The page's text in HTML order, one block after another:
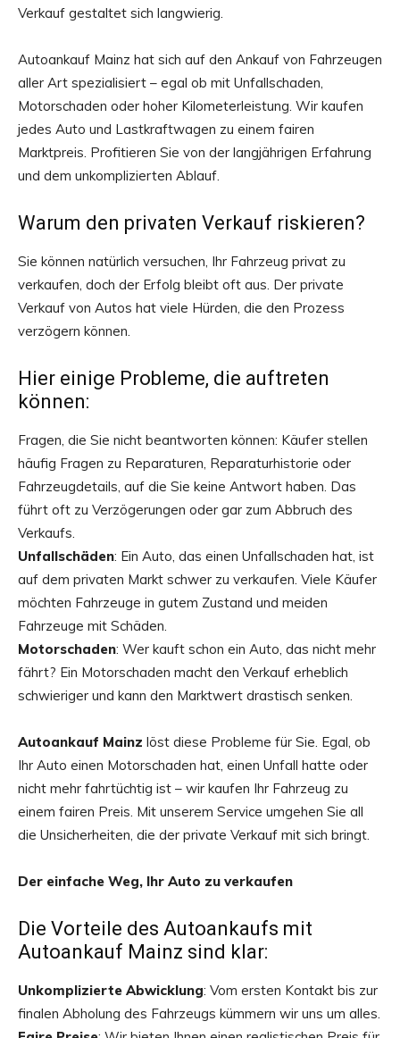
Verkauf gestaltet sich langwierig.
Autoankauf Mainz hat sich auf den Ankauf von Fahrzeugen
aller Art spezialisiert – egal ob mit Unfallschaden,
Motorschaden oder hoher Kilometerleistung. Wir kaufen
jedes Auto und Lastkraftwagen zu einem fairen
Marktpreis. Profitieren Sie von der langjährigen Erfahrung
und dem unkomplizierten Ablauf.
Warum den privaten Verkauf riskieren?
Sie können natürlich versuchen, Ihr Fahrzeug privat zu
verkaufen, doch der Erfolg bleibt oft aus. Der private
Verkauf von Autos hat viele Hürden, die den Prozess
verzögern können.
Hier einige Probleme, die auftreten
können:
Fragen, die Sie nicht beantworten können: Käufer stellen
häufig Fragen zu Reparaturen, Reparaturhistorie oder
Fahrzeugdetails, auf die Sie keine Antwort haben. Das
führt oft zu Verzögerungen oder gar zum Abbruch des
Verkaufs.
Unfallschäden: Ein Auto, das einen Unfallschaden hat, ist
auf dem privaten Markt schwer zu verkaufen. Viele Käufer
möchten Fahrzeuge in gutem Zustand und meiden
Fahrzeuge mit Schäden.
Motorschaden: Wer kauft schon ein Auto, das nicht mehr
fährt? Ein Motorschaden macht den Verkauf erheblich
schwieriger und kann den Marktwert drastisch senken.
Autoankauf Mainz löst diese Probleme für Sie. Egal, ob
Ihr Auto einen Motorschaden hat, einen Unfall hatte oder
nicht mehr fahrtüchtig ist – wir kaufen Ihr Fahrzeug zu
einem fairen Preis. Mit unserem Service umgehen Sie all
die Unsicherheiten, die der private Verkauf mit sich bringt.
Der einfache Weg, Ihr Auto zu verkaufen
Die Vorteile des Autoankaufs mit
Autoankauf Mainz sind klar:
Unkomplizierte Abwicklung: Vom ersten Kontakt bis zur
finalen Abholung des Fahrzeugs kümmern wir uns um alles.